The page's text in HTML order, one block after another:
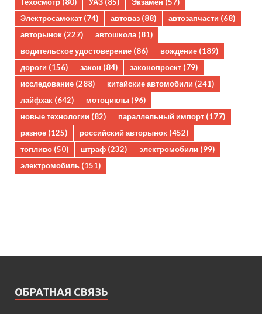
Техосмотр (80) УАЗ (85) Экзамен (57)
Электросамокат (74) автоваз (88) автозапчасти (68)
авторынок (227) автошкола(81)
водительское удостоверение (86) вождение (189)
дороги (156) закон (84) законопроект (79)
исследование (288) китайские автомобили (241)
лайфхак (642) мотоциклы (96)
новые технологии (82) параллельный импорт (177)
разное (125) российский авторынок (452)
топливо (50) штраф (232) электромобили (99)
электромобиль (151)
ОБРАТНАЯ СВЯЗЬ